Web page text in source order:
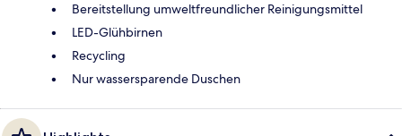
Bereitstellung umweltfreundlicher Reinigungsmittel
LED-Glühbirnen
Recycling
Nur wassersparende Duschen